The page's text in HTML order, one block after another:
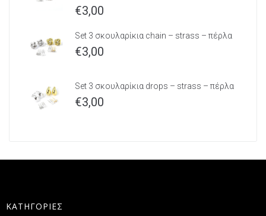
€3,00
Set 3 σκουλαρίκια chain – strass – πέρλα
€3,00
Set 3 σκουλαρίκια drops – strass – πέρλα
€3,00
ΚΑΤΗΓΟΡΙΕΣ